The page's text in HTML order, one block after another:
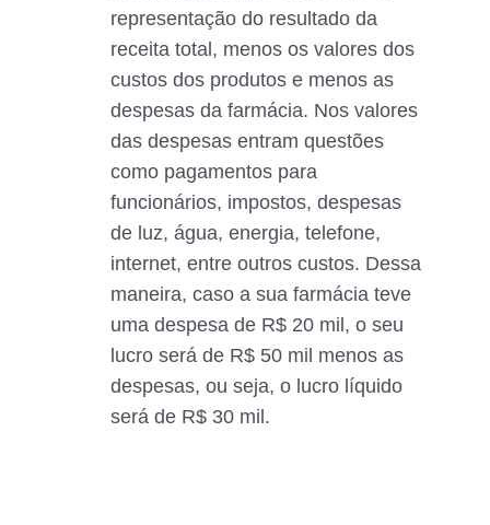
representação do resultado da
receita total, menos os valores dos
custos dos produtos e menos as
despesas da farmácia. Nos valores
das despesas entram questões
como pagamentos para
funcionários, impostos, despesas
de luz, água, energia, telefone,
internet, entre outros custos. Dessa
maneira, caso a sua farmácia teve
uma despesa de R$ 20 mil, o seu
lucro será de R$ 50 mil menos as
despesas, ou seja, o lucro líquido
será de R$ 30 mil.